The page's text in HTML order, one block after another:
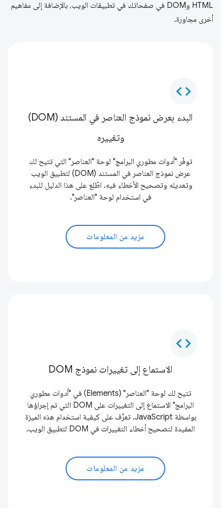
HTML وDOM في صفحاتك في تطبيقات الويب، بالإضافة إلى مفاهيم
أخرى مجاورة.
code
البدء بعرض نموذج العناصر في المستند (DOM)
وتغييره
توفّر "أدوات مطوري البرامج" لوحة "العناصر" التي تتيح لك
عرض نموذج العناصر في المستند (DOM) لتطبيق الويب
وتعديله وتصحيح الأخطاء فيه. اطّلِع على هذا الدليل للبدء
في استخدام لوحة "العناصر".
مزيد من المعلومات
code
الاستماع إلى تغييرات نموذج DOM
تتيح لك لوحة "العناصر" (Elements) في "أدوات مطوري
البرامج" الاستماع إلى التغييرات على DOM التي تم إجراؤها
بواسطة JavaScript. تعرَّف على كيفية استخدام هذه الميزة
المفيدة لتصحيح أخطاء التغييرات في DOM لتطبيق الويب.
مزيد من المعلومات